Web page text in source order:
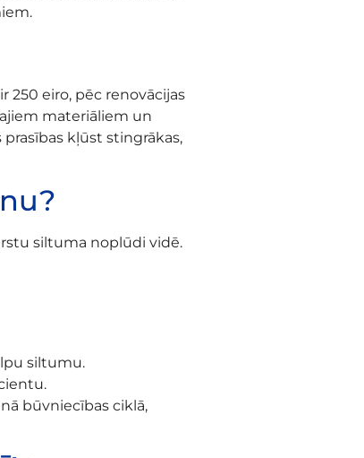
250 eiro, pēc renovācijas
materiāliem un
kļūst stingrākas,
siltuma noplūdi vidē.
siltumu.
būvniecības ciklā,